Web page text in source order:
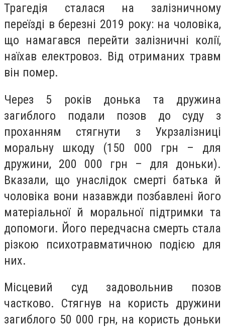
Трагедія сталася на залізничному
переїзді в березні 2019 року: на чоловіка,
що намагався перейти залізничні колії,
наїхав електровоз. Від отриманих травм
він помер.
Через 5 років донька та дружина
загиблого подали позов до суду з
проханням стягнути з Укрзалізниці
моральну шкоду (150 000 грн – для
дружини, 200 000 грн ­– для доньки).
Вказали, що унаслідок смерті батька й
чоловіка вони назавжди позбавлені його
матеріальної й моральної підтримки та
допомоги. Його передчасна смерть стала
різкою психотравматичною подією для
них.
Місцевий суд задовольнив позов
частково. Стягнув на користь дружини
загиблого 50 000 грн, на користь доньки